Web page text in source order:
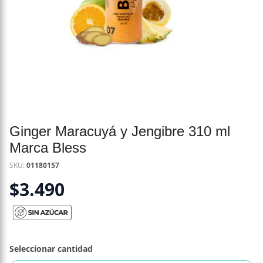
Ginger Maracuyá y Jengibre 310 ml
Marca Bless
SKU:01180157
$3.490
Seleccionar cantidad